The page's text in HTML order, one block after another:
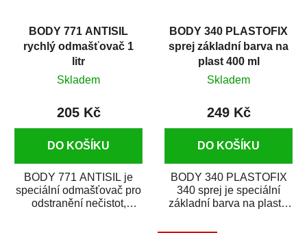
BODY 771 ANTISIL
rychlý odmašťovač 1
litr
Skladem
205 Kč
DO KOŠÍKU
BODY 771 ANTISIL je
speciální odmašťovač pro
odstranění nečistot,
BODY 340 PLASTOFIX
sprej základní barva na
plast 400 ml
Skladem
249 Kč
DO KOŠÍKU
BODY 340 PLASTOFIX
340 sprej je speciální
základní barva na plasty,
vrchních...